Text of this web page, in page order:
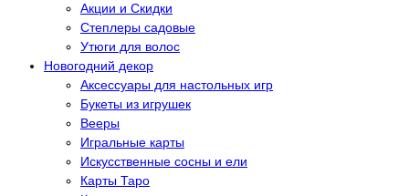
Акции и Скидки
Степлеры садовые
Утюги для волос
Новогодний декор
Аксессуары для настольных игр
Букеты из игрушек
Вееры
Игральные карты
Искусственные сосны и ели
Карты Таро